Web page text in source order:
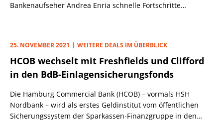
Bankenaufseher Andrea Enria schnelle Fortschritte
mindestens drei bis fünf Jahre dauern. Das sei viel zu lange,
drängt der Italiener. Die Politik unterschätze die positiven
Auswirkungen eines stärker integrierten Bankensektors,
25. NOVEMBER 2021 WEITERE DEALS IM ÜBERBLICK
HCOB wechselt mit Freshfields und Clifford
in den BdB-Einlagensicherungsfonds
Die Hamburg Commercial Bank (HCOB) – vormals HSH
Nordbank – wird als erstes Geldinstitut vom öffentlichen
Sicherungssystem der Sparkassen-Finanzgruppe in den